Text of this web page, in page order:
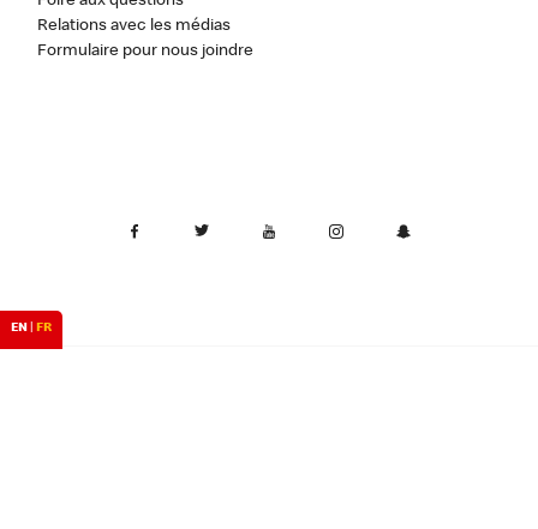
Relations avec les médias
Formulaire pour nous joindre
EN| FR